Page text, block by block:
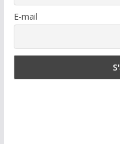
E-mail